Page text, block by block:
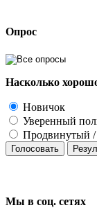
Опрос
Насколько
Новичок
Уверенный
Продвинутый /
Голосовать
Мы в соц. сетях